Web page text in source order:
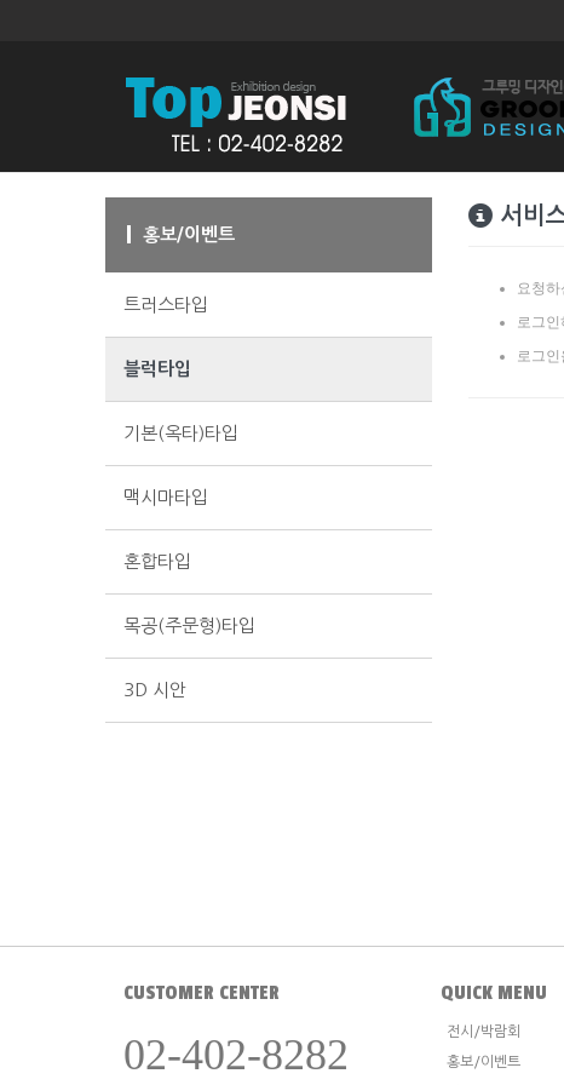
홍보/이벤트
트러스타입
블럭타입
기본(옥타)타입
맥시마타입
혼합타입
목공(주문형)타입
3D 시안
서비
요청
로그인
로그
CUSTOMER CENTER
02-402-8282
QUICK MENU
전시/박람회
홍보/이벤트